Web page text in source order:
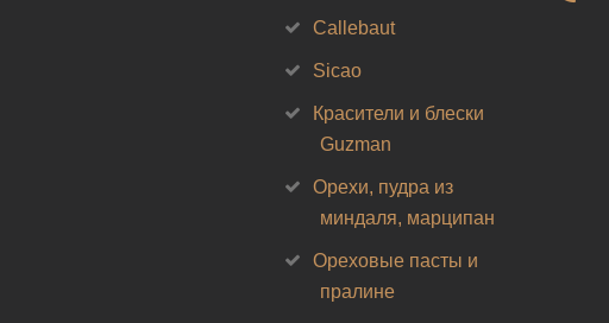
Callebaut
Sicao
Красители и блески
Guzman
Орехи, пудра из
миндаля, марципан
Ореховые пасты и
пралине